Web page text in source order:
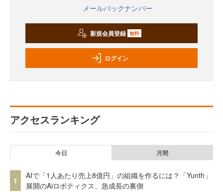
メールバックナンバー
新規会員登録 無料
ログイン
アクセスランキング
今日 月間
1
AIで「1人あたり売上8億円」の組織を作るには？「Yunth」
展開のAiロボティクス、急成長の裏側